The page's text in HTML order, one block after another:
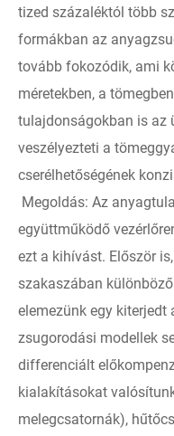
tized százaléktól több
formákban az
tovább fokozódik, ami
méretekben, a
tulajdonságokban is az
veszélyezteti a
cserélhetőségének
Megoldás: Az
együttműködő
ezt a kihívást. Először
szakaszában
elemezünk egy
zsugorodási modellek
differenciált
kialakításokat
melegcsatornák),